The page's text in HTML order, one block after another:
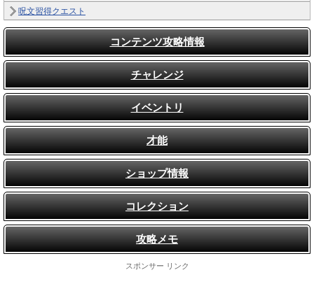
呪文習得クエスト
コンテンツ攻略情報
チャレンジ
イベントリ
才能
ショップ情報
コレクション
攻略メモ
スポンサー リンク